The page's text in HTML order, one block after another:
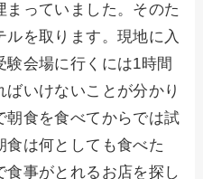
っていました。そのた
を取ります。現地に入
験会場に行くには1時間
ばいけないことが分かり
朝食を食べてからでは試
は何としても食べた
事がとれるお店を探し